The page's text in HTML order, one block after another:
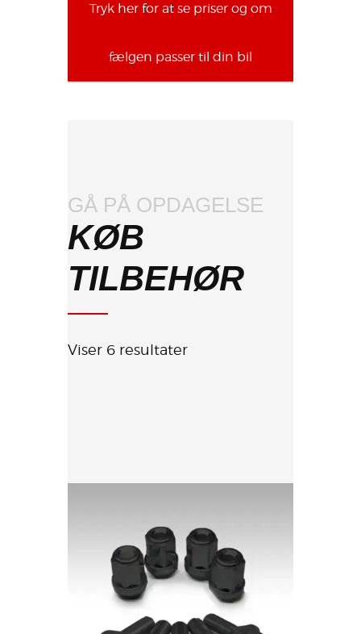
Tryk her for at se priser og om
fælgen passer til din bil
GÅ PÅ OPDAGELSE
KØB
TILBEHØR
Viser 6 resultater